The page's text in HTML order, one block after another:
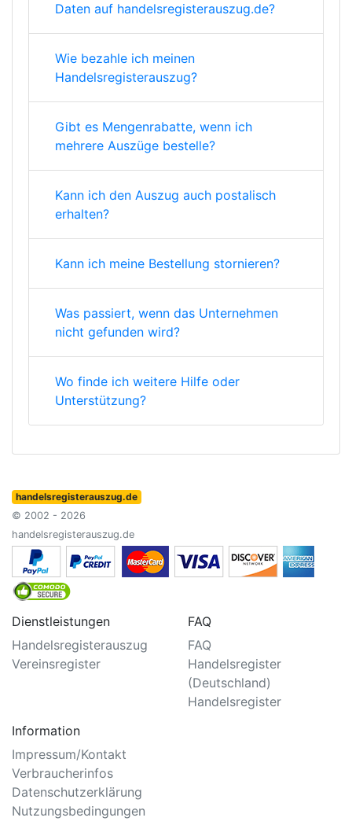
Daten auf handelsregisterauszug.de?
Wie bezahle ich meinen
Handelsregisterauszug?
Gibt es Mengenrabatte, wenn ich
mehrere Auszüge bestelle?
Kann ich den Auszug auch postalisch
erhalten?
Kann ich meine Bestellung stornieren?
Was passiert, wenn das Unternehmen
nicht gefunden wird?
Wo finde ich weitere Hilfe oder
Unterstützung?
handelsregisterauszug.de
© 2002 - 2026
handelsregisterauszug.de
Dienstleistungen
Handelsregisterauszug
Vereinsregister
FAQ
FAQ
Handelsregister
(Deutschland)
Handelsregister
Information
Impressum/Kontakt
Verbraucherinfos
Datenschutzerklärung
Nutzungsbedingungen